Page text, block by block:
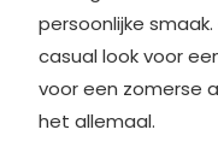
persoonlijke
casual look voor
voor een zomerse
het allemaal.